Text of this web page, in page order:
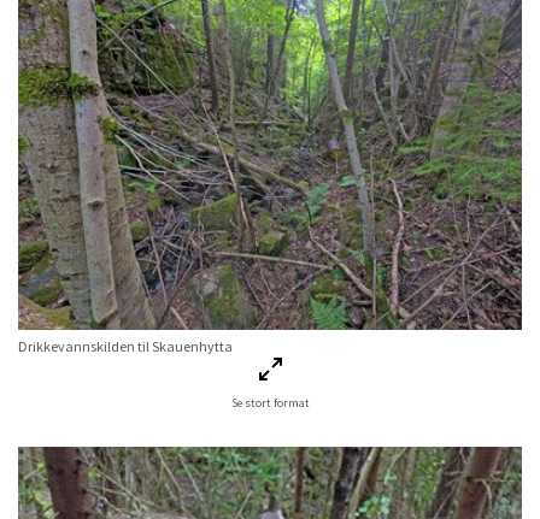
Drikkevannskilden til Skauenhytta
Se stort format